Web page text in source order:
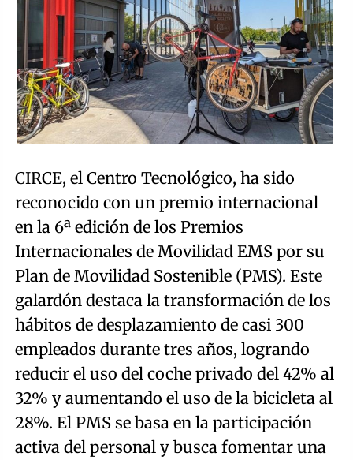
CIRCE, el Centro Tecnológico, ha sido
reconocido con un premio internacional
en la 6ª edición de los Premios
Internacionales de Movilidad EMS por su
Plan de Movilidad Sostenible (PMS). Este
galardón destaca la transformación de los
hábitos de desplazamiento de casi 300
empleados durante tres años, logrando
reducir el uso del coche privado del 42% al
32% y aumentando el uso de la bicicleta al
28%. El PMS se basa en la participación
activa del personal y busca fomentar una